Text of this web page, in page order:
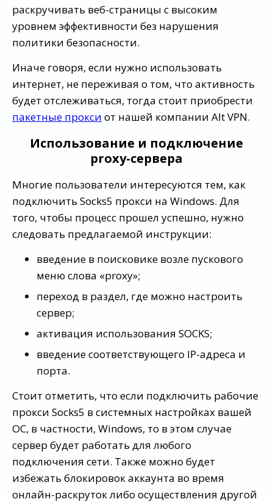
раскручивать веб-страницы с высоким
уровнем эффективности без нарушения
политики безопасности.
Иначе говоря, если нужно использовать
интернет, не переживая о том, что активность
будет отслеживаться, тогда стоит приобрести
пакетные прокси от нашей компании Alt VPN.
Использование и подключение
proxy-сервера
Многие пользователи интересуются тем, как
подключить Socks5 прокси на Windows. Для
того, чтобы процесс прошел успешно, нужно
следовать предлагаемой инструкции:
введение в поисковике возле пускового
меню слова «proxy»;
переход в раздел, где можно настроить
сервер;
активация использования SOCKS;
введение соответствующего IP-адреса и
порта.
Стоит отметить, что если подключить рабочие
прокси Socks5 в системных настройках вашей
ОС, в частности, Windows, то в этом случае
сервер будет работать для любого
подключения сети. Также можно будет
избежать блокировок аккаунта во время
онлайн-раскруток либо осуществления другой